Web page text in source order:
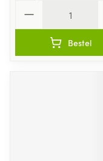
Bestel